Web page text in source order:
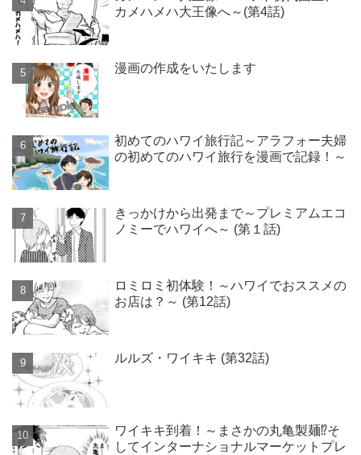
カメハメハ大王像へ～(第4話)
漫画の作成をいたします
初めてのハワイ旅行記～アラフォー夫婦
の初めてのハワイ旅行を漫画で記録！～
きっかけから出発まで～プレミアムエコ
ノミーでハワイへ～ (第１話)
ロミロミ初体験！～ハワイでおススメの
お店は？～ (第12話)
ルルズ・ワイキキ (第32話)
ワイキキ到着！～まさかの丸亀製麺⁉そ
してインターナショナルマーケットプレ